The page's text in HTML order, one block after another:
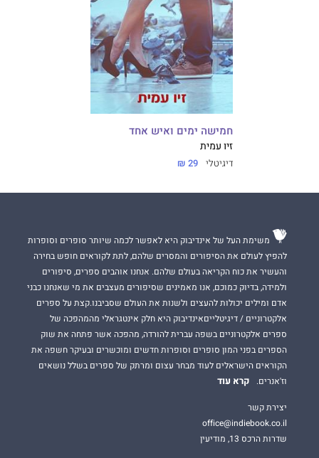
חמישה ימים ואיש אחד
זיו עמית
דיגיטלי 29 ₪
משימת העל של אינדיבוק היא לאפשר לכמה שיותר סופרים וסופרות
להפיץ לעולם את הסיפורים והמסרים שלהם, לתת לקוראים חופש בחירה
והעשיר את כוח הקריאה בעולם שלהם. אנחנו אוהבים ספרים, סיפורים
ולמידה, בדיוק כמוכם, אנו מאמינים שסיפורים מעצבים את מי שאנחנו כבני
אדם ומילים יכולות להעצים ולשנות את העולם שסביבנו.קצת על ספרים
אלקטרוניים / דיגיטלייםאינדיבוק היא חלק אינטגראלי מהמהפכה של
ספרים אלקטרוניים בשפה עברית להורדה, מהפכה אשר פתחה את שוק
הספרים בפני המון סופרים וסופרות חדשים ומוכשרים ובעיקר חשפה את
הקוראים הישראלים לעוד מבחר עצום ומרתק של ספרים בשלל נושאים
וז'אנרים.
קרא עוד
יצירת קשר
office@indiebook.co.il
שדרות הרכס 13, מודיעין